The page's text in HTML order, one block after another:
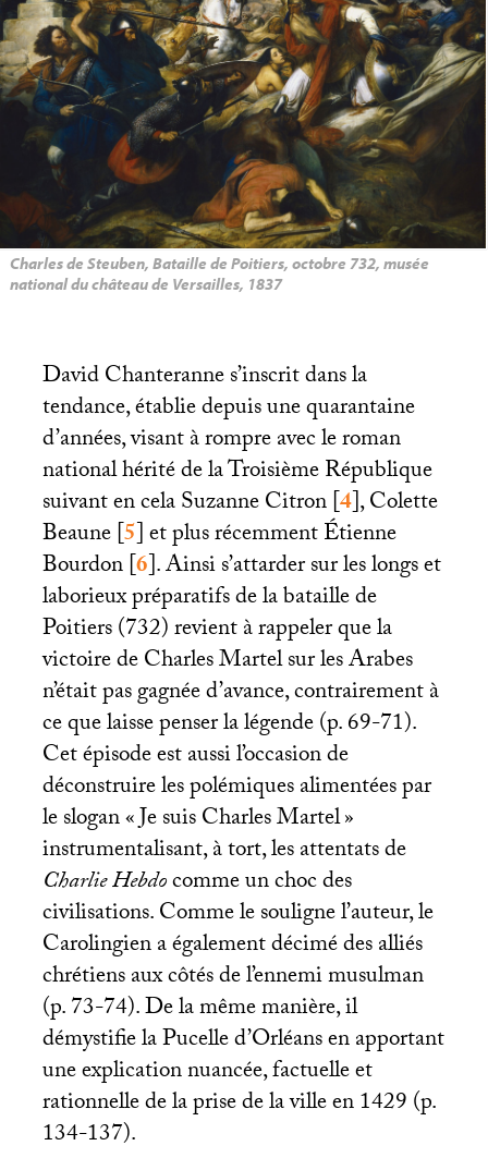
Charles de Steuben, Bataille de Poitiers, octobre 732, musée
national du château de Versailles, 1837
David Chanteranne s’inscrit dans la
tendance, établie depuis une quarantaine
d’années, visant à rompre avec le roman
national hérité de la Troisième République
suivant en cela Suzanne Citron[4], Colette
Beaune[5]et plus récemment Étienne
Bourdon[6]. Ainsi s’attarder sur les longs et
laborieux préparatifs de la bataille de
Poitiers (732) revient à rappeler que la
victoire de Charles Martel sur les Arabes
n’était pas gagnée d’avance, contrairement à
ce que laisse penser la légende (p. 69-71).
Cet épisode est aussi l’occasion de
déconstruire les polémiques alimentées par
le slogan «Je suis Charles Martel»
instrumentalisant, à tort, les attentats de
Charlie Hebdocomme un choc des
civilisations. Comme le souligne l’auteur, le
Carolingien a également décimé des alliés
chrétiens aux côtés de l’ennemi musulman
(p. 73-74). De la même manière, il
démystifie la Pucelle d’Orléans en apportant
une explication nuancée, factuelle et
rationnelle de la prise de la ville en 1429 (p.
134-137).